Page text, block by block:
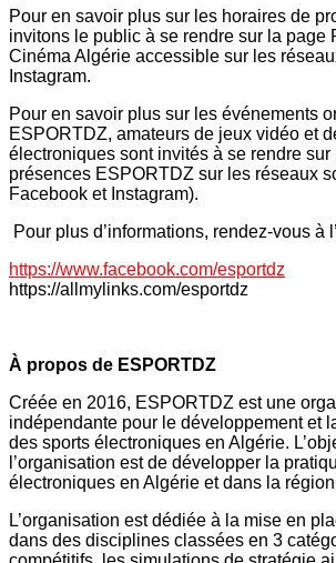
Pour en savoir plus sur les horaires de
invitons le public à se rendre sur la page
Cinéma Algérie accessible sur les
Instagram.
Pour en savoir plus sur les événements
ESPORTDZ, amateurs de jeux vidéo et
électroniques sont invités à se rendre sur
présences ESPORTDZ sur les réseaux
Facebook et Instagram).
Pour plus d’informations, rendez-vous à
https://www.facebook.com/esportdz
https://allmylinks.com/esportdz
À propos de ESPORTDZ
Créée en 2016, ESPORTDZ est une
indépendante pour le développement et
des sports électroniques en Algérie.
l’organisation est de développer la
électroniques en Algérie et dans la
L’organisation est dédiée à la mise en
dans des disciplines classées en 3